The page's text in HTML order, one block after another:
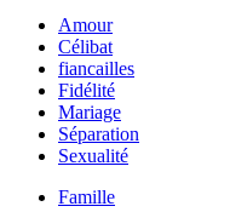
Amour
Célibat
fiancailles
Fidélité
Mariage
Séparation
Sexualité
Famille